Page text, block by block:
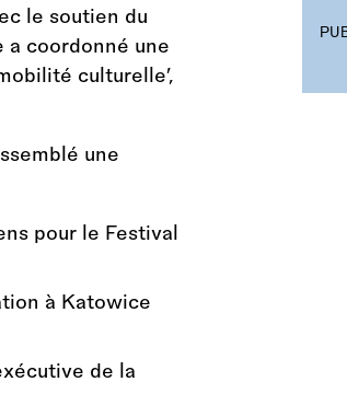
le soutien du
a coordonné une
culturelle’,
une
pour le Festival
à Katowice
de la